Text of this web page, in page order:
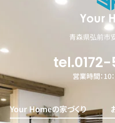
青森県弘前市
営業時間：10
Your Homeの家づくり